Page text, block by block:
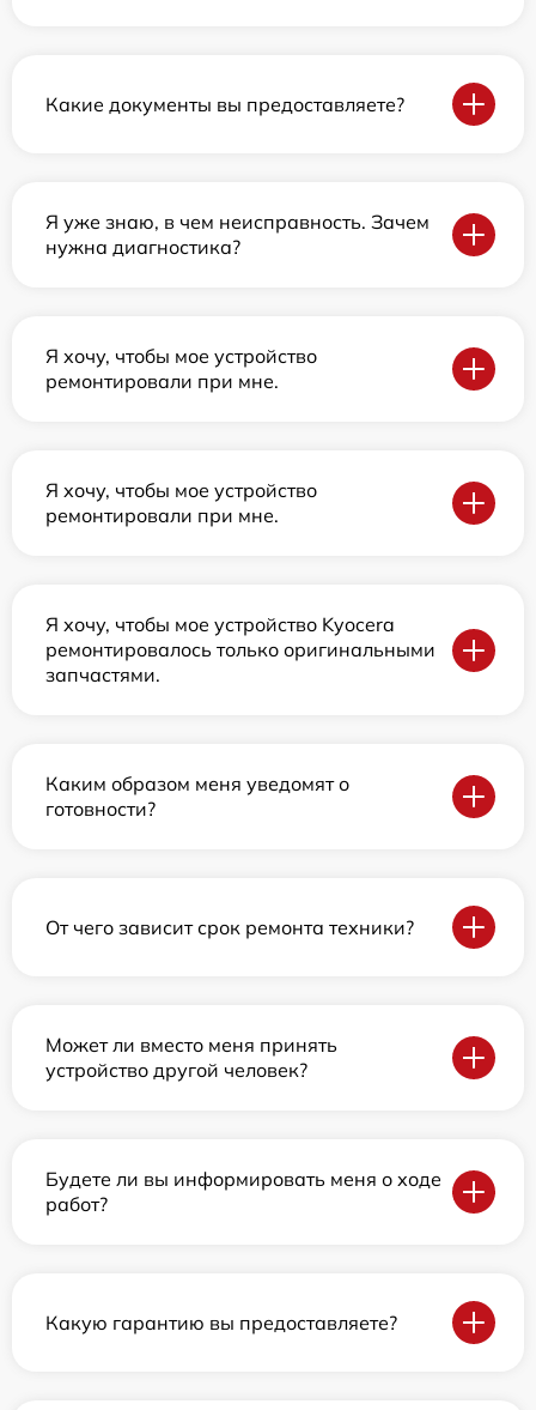
Какие документы вы предоставляете?
Я уже знаю, в чем неисправность. Зачем
нужна диагностика?
Я хочу, чтобы мое устройство
ремонтировали при мне.
Я хочу, чтобы мое устройство
ремонтировали при мне.
Я хочу, чтобы мое устройство Kyocera
ремонтировалось только оригинальными
запчастями.
Каким образом меня уведомят о
готовности?
От чего зависит срок ремонта техники?
Может ли вместо меня принять
устройство другой человек?
Будете ли вы информировать меня о ходе
работ?
Какую гарантию вы предоставляете?